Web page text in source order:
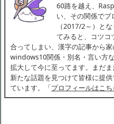
60路を越え、
い、その関係でブ
（2017/2～）と
てみると、コツコ
合ってしまい、漢字の記事から家
windows10関係・別名・言い方
拡大して今に至ってます。まだ
新たな話題を見つけて皆様に提
ています。「プロフィールはこち